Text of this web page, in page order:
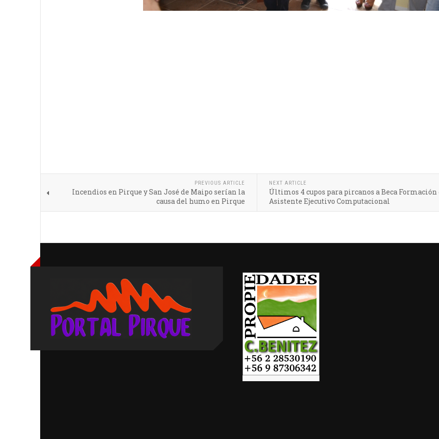
PREVIOUS ARTICLE
Incendios en Pirque y San José de Maipo serían la
causa del humo en Pirque
NEXT ARTICLE
Últimos 4 cupos para pircanos a Beca Formación
Asistente Ejecutivo Computacional